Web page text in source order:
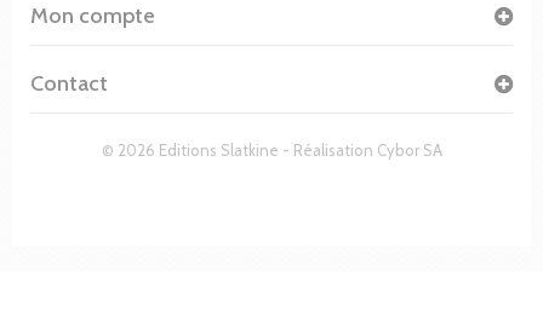
© 2026 Editions Slatkine - Réalisation Cybor SA
Mon compte
Contact